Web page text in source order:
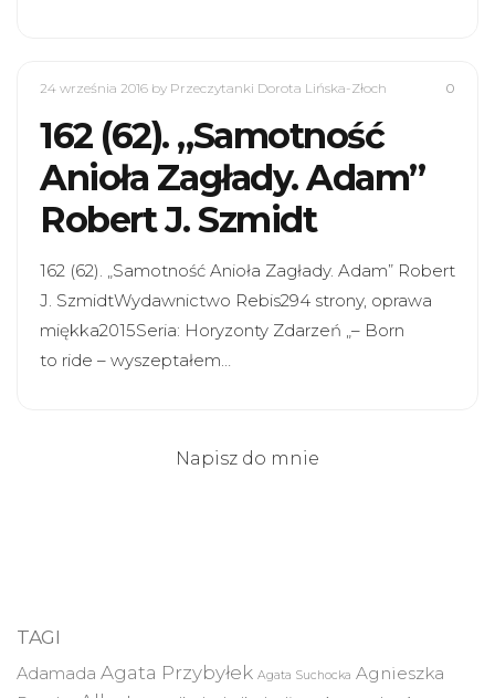
24 września 2016 by Przeczytanki Dorota Lińska-Złoch 0
162 (62). „Samotność
Anioła Zagłady. Adam”
Robert J. Szmidt
162 (62). „Samotność Anioła Zagłady. Adam” Robert
J. SzmidtWydawnictwo Rebis294 strony, oprawa
miękka2015Seria: Horyzonty Zdarzeń „– Born
to ride – wyszeptałem…
Napisz do mnie
TAGI
Adamada Agata Przybyłek Agata Suchocka Agnieszka